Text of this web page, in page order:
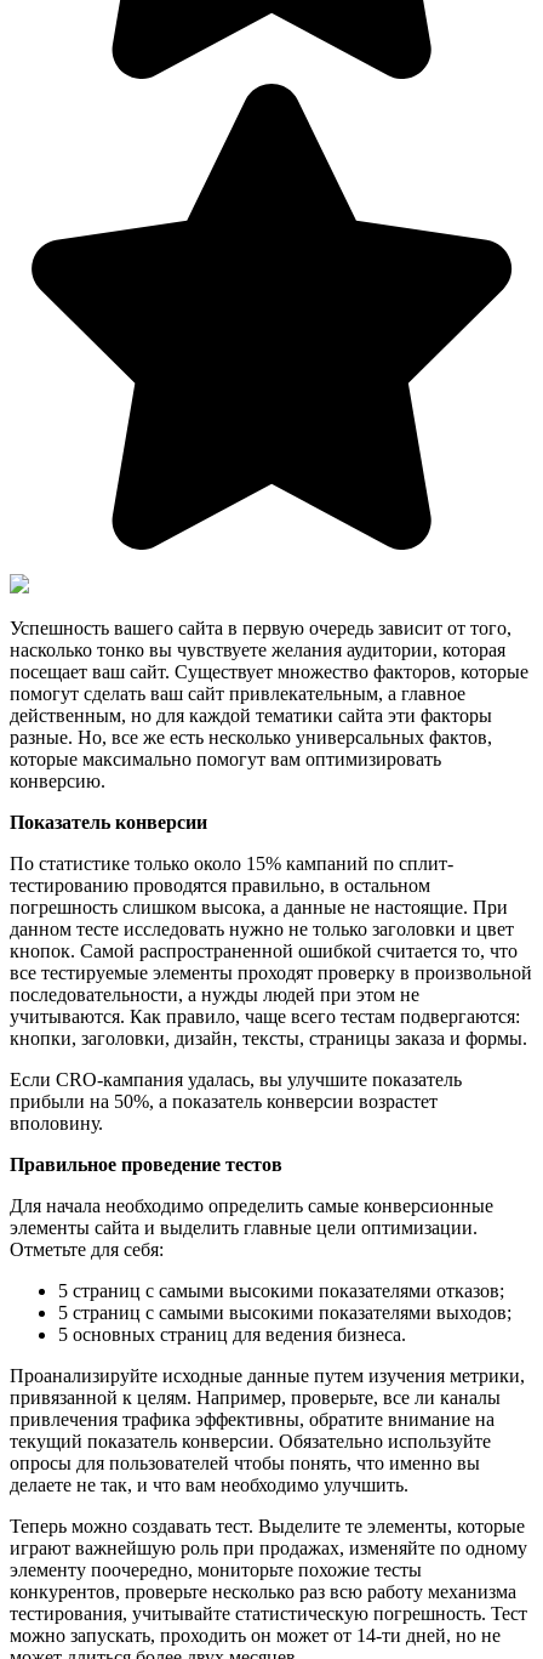
Успешность вашего сайта в первую очередь зависит от того,
насколько тонко вы чувствуете желания аудитории, которая
посещает ваш сайт. Существует множество факторов, которые
помогут сделать ваш сайт привлекательным, а главное
действенным, но для каждой тематики сайта эти факторы
разные. Но, все же есть несколько универсальных фактов,
которые максимально помогут вам оптимизировать
конверсию.
Показатель конверсии
По статистике только около 15% кампаний по сплит-
тестированию проводятся правильно, в остальном
погрешность слишком высока, а данные не настоящие. При
данном тесте исследовать нужно не только заголовки и цвет
кнопок. Самой распространенной ошибкой считается то, что
все тестируемые элементы проходят проверку в произвольной
последовательности, а нужды людей при этом не
учитываются. Как правило, чаще всего тестам подвергаются:
кнопки, заголовки, дизайн, тексты, страницы заказа и формы.
Если CRO-кампания удалась, вы улучшите показатель
прибыли на 50%, а показатель конверсии возрастет
вполовину.
Правильное проведение тестов
Для начала необходимо определить самые конверсионные
элементы сайта и выделить главные цели оптимизации.
Отметьте для себя:
5 страниц с самыми высокими показателями отказов;
5 страниц с самыми высокими показателями выходов;
5 основных страниц для ведения бизнеса.
Проанализируйте исходные данные путем изучения метрики,
привязанной к целям. Например, проверьте, все ли каналы
привлечения трафика эффективны, обратите внимание на
текущий показатель конверсии. Обязательно используйте
опросы для пользователей чтобы понять, что именно вы
делаете не так, и что вам необходимо улучшить.
Теперь можно создавать тест. Выделите те элементы, которые
играют важнейшую роль при продажах, изменяйте по одному
элементу поочередно, мониторьте похожие тесты
конкурентов, проверьте несколько раз всю работу механизма
тестирования, учитывайте статистическую погрешность. Тест
можно запускать, проходить он может от 14-ти дней, но не